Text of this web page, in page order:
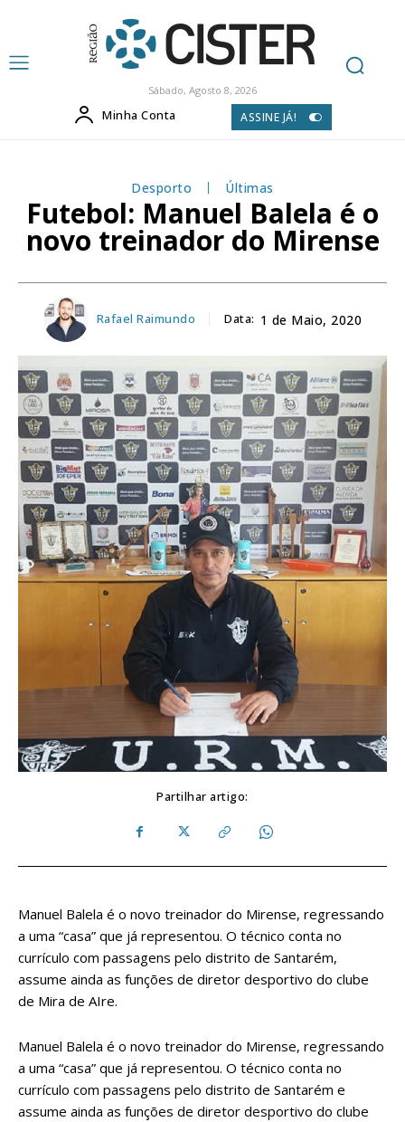
Sábado, Agosto 8, 2026
Minha Conta ASSINE JÁ!
Desporto Últimas
Futebol: Manuel Balela é o
novo treinador do Mirense
Rafael Raimundo Data: 1 de Maio, 2020
Partilhar artigo:
Manuel Balela é o novo treinador do Mirense, regressando
a uma “casa” que já representou. O técnico conta no
currículo com passagens pelo distrito de Santarém,
assume ainda as funções de diretor desportivo do clube
de Mira de AIre.
Manuel Balela é o novo treinador do Mirense, regressando
a uma “casa” que já representou. O técnico conta no
currículo com passagens pelo distrito de Santarém e
assume ainda as funções de diretor desportivo do clube